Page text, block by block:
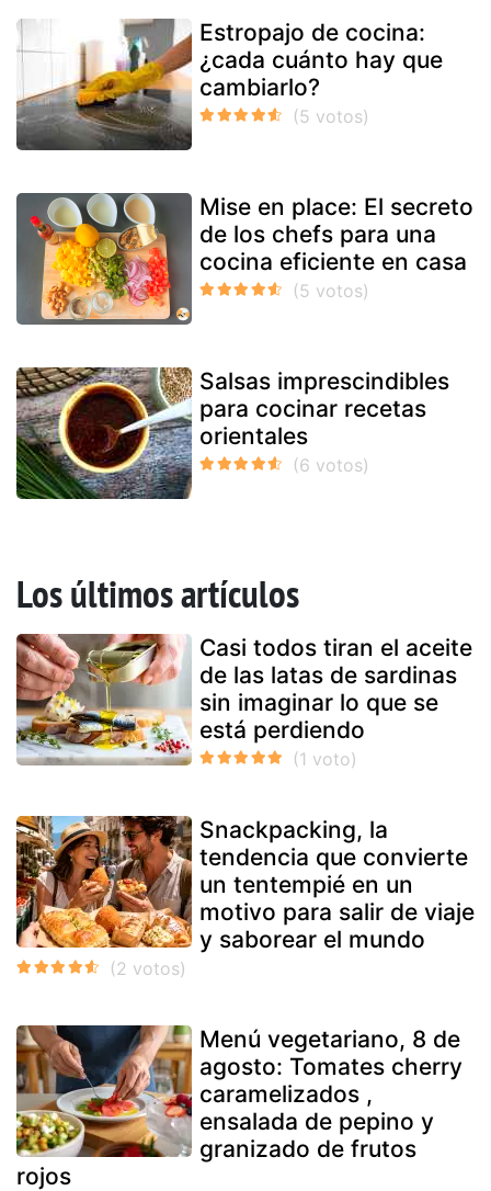
Estropajo de cocina:
¿cada cuánto hay que
cambiarlo?
Mise en place: El secreto
de los chefs para una
cocina eficiente en casa
Salsas imprescindibles
para cocinar recetas
orientales
Los últimos artículos
Casi todos tiran el aceite
de las latas de sardinas
sin imaginar lo que se
está perdiendo
Snackpacking, la
tendencia que convierte
un tentempié en un
motivo para salir de viaje
y saborear el mundo
Menú vegetariano, 8 de
agosto: Tomates cherry
caramelizados ,
ensalada de pepino y
granizado de frutos
rojos